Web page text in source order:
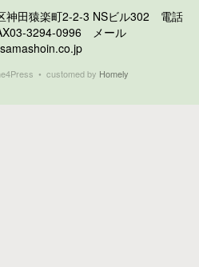
田猿楽町2-2-3 NSビル302 電話
3294-0996 メール
• customed by Homely